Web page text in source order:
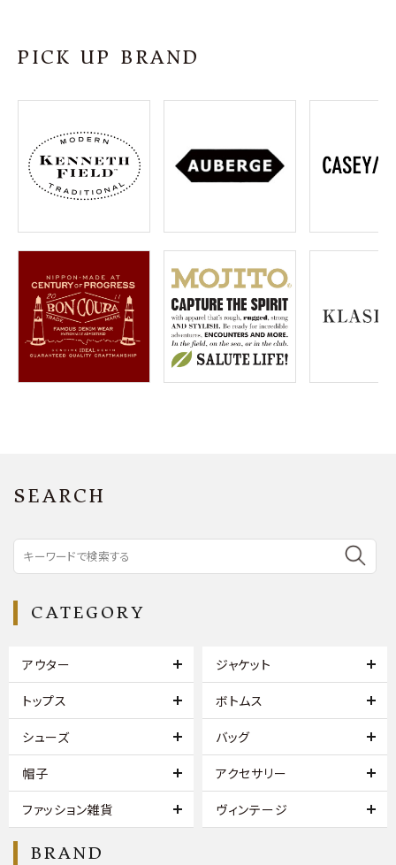
プライバシーポリシー
特定商取引法について
お問い合わせ
OFFICIAL WEB SITE
meeting_room ログイン 会員登録
PICK UP BRAND
SEARCH
CATEGORY
アウター ジャケット
トップス ボトムス
シューズ バッグ
帽子 アクセサリー
ファッション雑貨 ヴィンテージ
BRAND